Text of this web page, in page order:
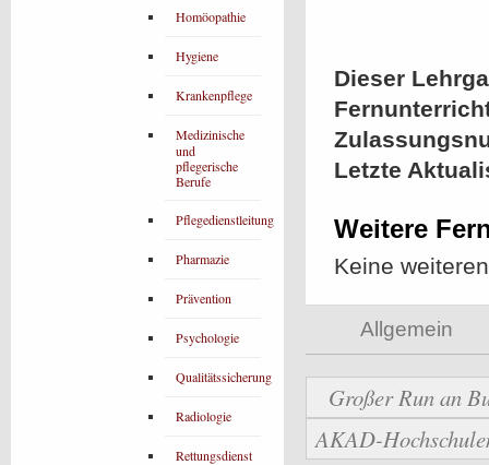
Dieser
Letzte
Weitere
Keine
Allgemein
Großer Run an
AKAD-
Homöopathie
Hygiene
Krankenpflege
Medizinische
und
pflegerische
Berufe
Pflegedienstleitung
Pharmazie
Prävention
Psychologie
Qualitätssicherung
Radiologie
Rettungsdienst